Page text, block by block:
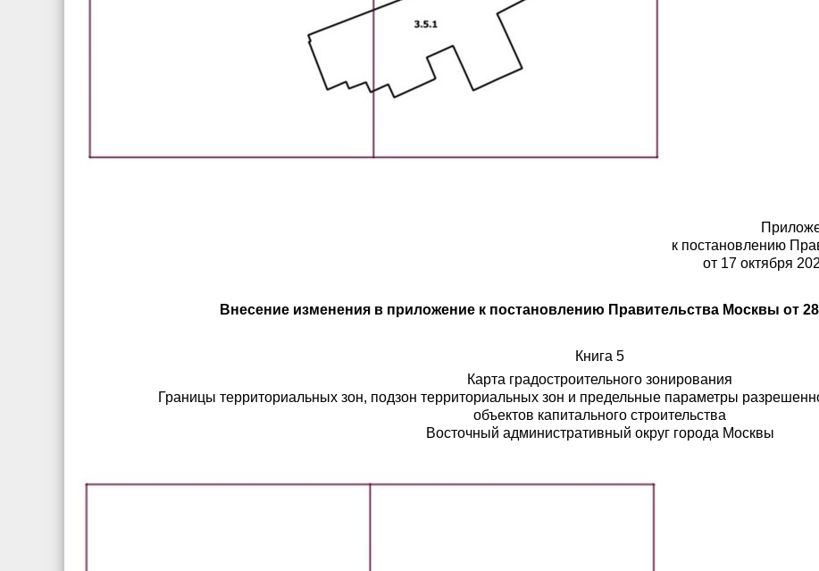
к постановлению
от 17 октября
Внесение изменения в приложение к постановлению Правительства Москвы от 28
Книга 5
Карта градостроительного зонирования
Границы территориальных зон, подзон территориальных зон и предельные параметры
объектов капитального строительства
Восточный административный округ города Москвы